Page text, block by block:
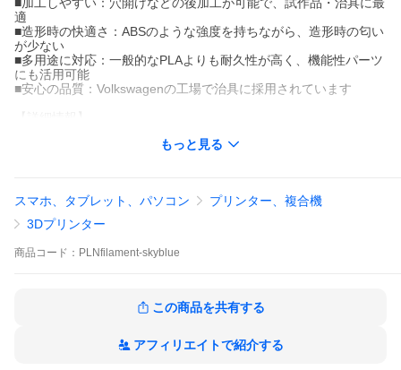
■加工しやすい：穴開けなどの後加工が可能で、試作品・治具に最
適
■造形時の快適さ：ABSのような強度を持ちながら、造形時の匂い
が少ない
■多用途に対応：一般的なPLAよりも耐久性が高く、機能性パーツ
にも活用可能
■安心の品質：Volkswagenの工場で治具に採用されています
・メーカー： Fillemp社 (ポルトガル） https://filkemp.com/
・ノズル温度：200〜215℃
・ステージ温度：40〜60℃
・ノズル径：0.4mm以上
・造形速度：300mm/s 推奨
・エンクロージャ：使用推奨
ドイツの大手化学メーカーであるヘキスト社が事業売却して1998
主要事業は、製紙設備で使用される特殊シート、ブラスト用ブラ
もっと見る
スマホ、タブレット、パソコン
プリンター、複合機
3Dプリンター
商品 コード： PLNfilament-skyblue
この商品を共有する
アフィリエイトで紹介する